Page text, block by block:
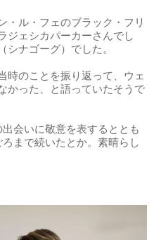
ングドレス！
シュー・ブロデリックさんに
人に内緒で、ただのパーテ
いのです。100人ほどの招待
ィーと思って参列しまし
ジェシカパーカーさんでし